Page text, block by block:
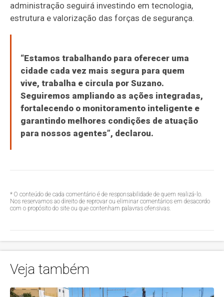
administração seguirá investindo em tecnologia,
estrutura e valorização das forças de segurança.
“Estamos trabalhando para oferecer uma
cidade cada vez mais segura para quem
vive, trabalha e circula por Suzano.
Seguiremos ampliando as ações integradas,
fortalecendo o monitoramento inteligente e
garantindo melhores condições de atuação
para nossos agentes”, declarou.
* O conteúdo de cada comentário é de responsabilidade de quem realizá-lo.
Nos reservamos ao direito de reprovar ou eliminar comentários em desacordo
com o propósito do site ou que contenham palavras ofensivas.
Veja também